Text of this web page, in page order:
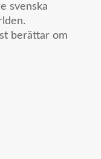
svenska
berättar om